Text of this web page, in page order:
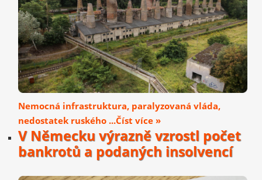
Nemocná infrastruktura, paralyzovaná vláda,
nedostatek ruského ...Číst více »
V Německu výrazně vzrostl počet
bankrotů a podaných insolvencí